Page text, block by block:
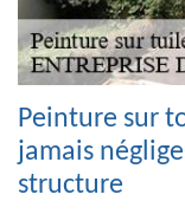
Peinture sur
jamais
structure